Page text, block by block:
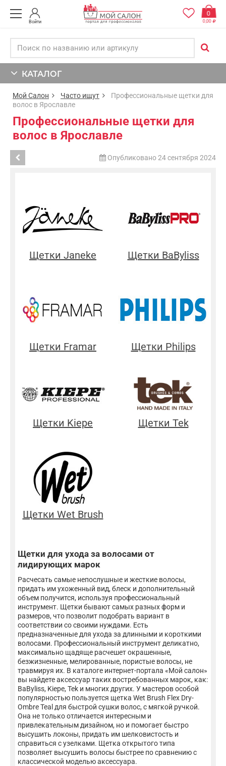
Войти
0
0,00
КАТАЛОГ
Мой Салон Часто ищут
Профессиональные щетки для
волос в Ярославле
Профессиональные щетки для
волос в Ярославле
Опубликовано 24 сентября 2024
Щетки Janeke Щетки BaByliss
Щетки Framar Щетки Philips
Щетки Kiepe Щетки Tek
Щетки Wet Brush
Щетки для ухода за волосами от
лидирующих марок
Расчесать самые непослушные и жесткие волосы,
придать им ухоженный вид, блеск и дополнительный
объем получится, используя профессиональный
инструмент. Щетки бывают самых разных форм и
размеров, что позволит подобрать вариант в
соответствии со своими нуждами. Есть
предназначенные для ухода за длинными и короткими
волосами. Профессиональный инструмент деликатно,
максимально щадяще расчешет окрашенные,
безжизненные, мелированные, пористые волосы, не
травмируя их. В каталоге интернет-портала «Мой салон»
вы найдете аксессуар таких востребованных марок, как:
BaByliss, Kiepe, Tek и многих других. У мастеров особой
популярностью пользуется щетка Wet Brush Flex Dry-
Ombre Teal для быстрой сушки волос, с мягкой ручкой.
Она не только отличается интересным и
привлекательным дизайном, но и помогает быстро
высушить локоны, придать им шелковистость и
справиться с узелками. Щетка открытого типа
позволяет высушить волосы быстрее по сравнению с
классической моделью аксессуара.